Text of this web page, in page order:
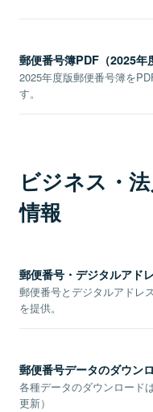
郵便番号簿PDF（2025年
2025年度版郵便番号簿を
す。
ビジネス・
情報
郵便番号・デジタルアド
郵便番号とデジタルアドレ
を提供。
郵便番号データのダウン
各種データのダウンロード
更新）